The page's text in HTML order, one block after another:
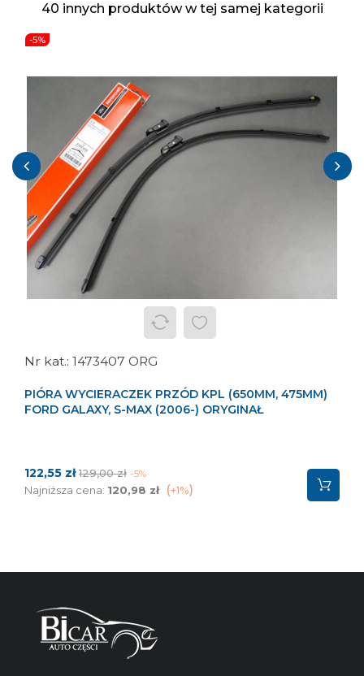
40 innych produktów w tej samej kategorii
-5%
1473407 ORG
PIÓRA WYCIERACZEK PRZÓD KPL (650MM, 475MM)
FORD GALAXY, S-MAX (2006-) ORYGINAŁ
Cena
122,55 złCena
podstawowa
129,00 zł -5%
Najniższa cena: 120,98 zł +1%
‹